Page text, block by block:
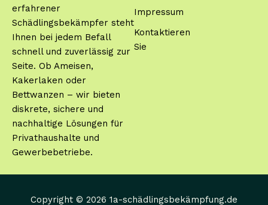
erfahrener
Schädlingsbekämpfer steht
Ihnen bei jedem Befall
schnell und zuverlässig zur
Seite. Ob Ameisen,
Kakerlaken oder
Bettwanzen – wir bieten
diskrete, sichere und
nachhaltige Lösungen für
Privathaushalte und
Gewerbebetriebe.
Impressum
Kontaktieren
Sie
Copyright © 2026 1a-schädlingsbekämpfung.de